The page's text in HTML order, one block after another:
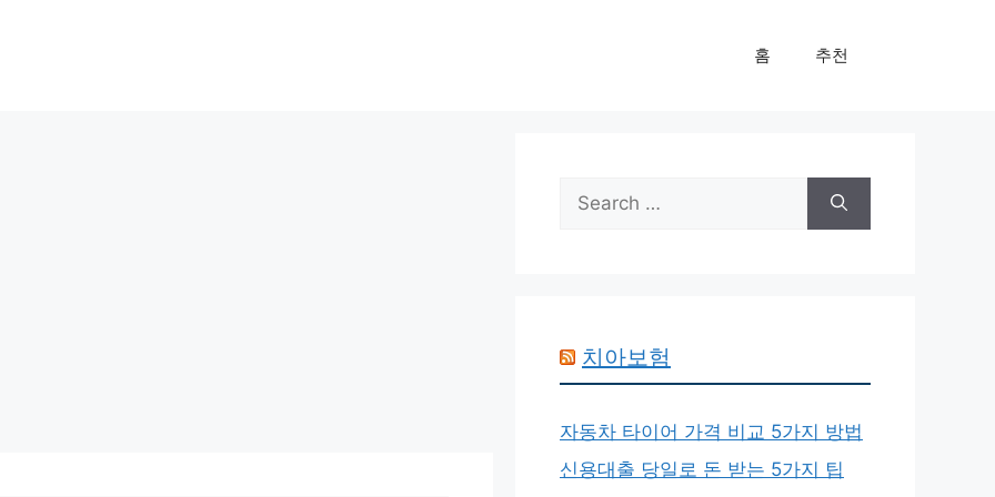
홈 추천
Search
for:
치아보험
자동차 타이어 가격 비교 5가지 방법
신용대출 당일로 돈 받는 5가지 팁